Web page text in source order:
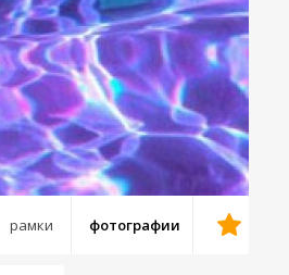
рамки фотографии